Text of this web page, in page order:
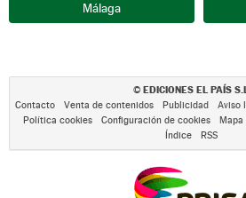
Málaga
© EDICIONES EL PAÍS
Contacto Venta de contenidos Publicidad Aviso
Política cookies
Configuración de cookies Mapa
Índice
RSS